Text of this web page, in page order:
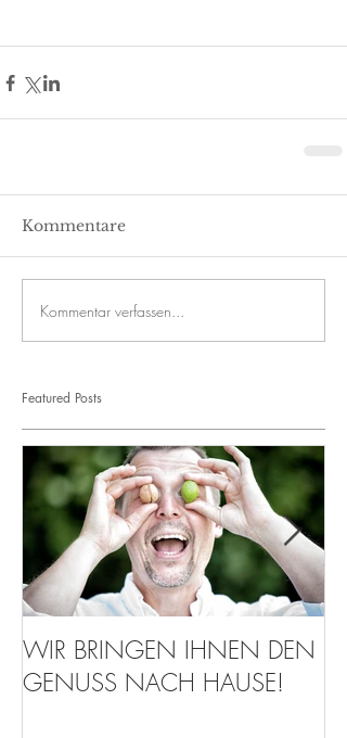
Kommentare
Kommentar verfassen...
Featured Posts
WIR BRINGEN IHNEN DEN
GENUSS NACH HAUSE!